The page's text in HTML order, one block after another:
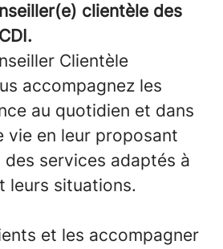
clientèle des
Clientèle
accompagnez les
au quotidien et dans
vie en leur proposant
services adaptés à
leurs situations.
et les accompagner